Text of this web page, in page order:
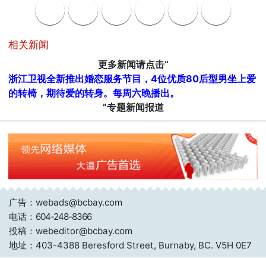
相关新闻
更多新闻请点击“
浙江卫视全新推出婚恋服务节目，4位优质80后型男坐上爱
的转椅，期待爱的转身。每周六晚播出。
”专题新闻报道
广告：webads@bcbay.com
电话： 604-248-8366
投稿：webeditor@bcbay.com
地址：403-4388 Beresford Street, Burnaby, BC. V5H 0E7